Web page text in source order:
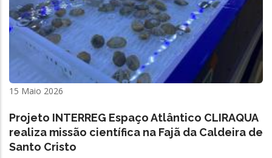
15 Maio 2026
Projeto INTERREG Espaço Atlântico CLIRAQUA
realiza missão científica na Fajã da Caldeira de
Santo Cristo